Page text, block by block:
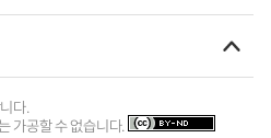
다.
가공할 수 없습니다.